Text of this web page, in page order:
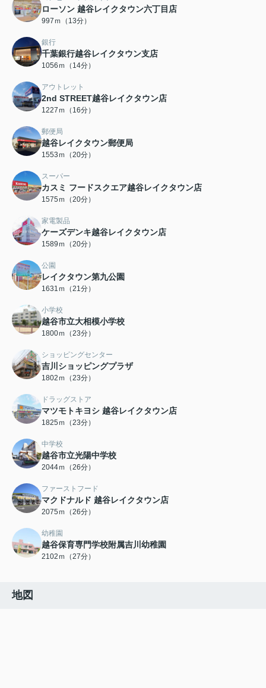
ローソン 越谷レイクタウン六丁目店
997ｍ（13分）
銀行
千葉銀行越谷レイクタウン支店
1056ｍ（14分）
アウトレット
2nd STREET越谷レイクタウン店
1227ｍ（16分）
郵便局
越谷レイクタウン郵便局
1553ｍ（20分）
スーパー
カスミ フードスクエア越谷レイクタウン店
1575ｍ（20分）
家電製品
ケーズデンキ越谷レイクタウン店
1589ｍ（20分）
公園
レイクタウン第九公園
1631ｍ（21分）
小学校
越谷市立大相模小学校
1800ｍ（23分）
ショッピングセンター
吉川ショッピングプラザ
1802ｍ（23分）
ドラッグストア
マツモトキヨシ 越谷レイクタウン店
1825ｍ（23分）
中学校
越谷市立光陽中学校
2044ｍ（26分）
ファーストフード
マクドナルド 越谷レイクタウン店
2075ｍ（26分）
幼稚園
越谷保育専門学校附属吉川幼稚園
2102ｍ（27分）
地図